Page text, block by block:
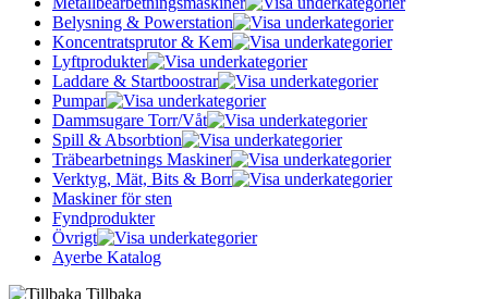
Belysning & Powerstation
Koncentratsprutor & Kem
Lyftprodukter
Laddare & Startboostrar
Pumpar
Dammsugare Torr/Våt
Spill & Absorbtion
Träbearbetnings Maskiner
Verktyg, Mät, Bits & Borr
Maskiner för sten
Fyndprodukter
Övrigt
Ayerbe Katalog
Tillbaka